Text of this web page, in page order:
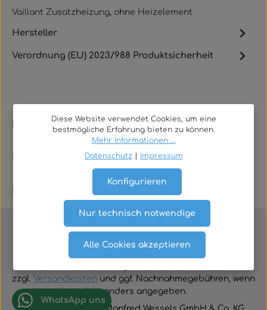
Vaillant Zusatzheizung, ohne Heizelement
Hersteller
Verordnung (EU) 2023/988 Produktsicherheit
Rechtliches
Service
Vertrag widerrufen
zzgl. Versandkosten und ggf. Nachnahmegebühren, wenn
nicht anders angegeben.
WhatsApp uns
Diese Website verwendet Cookies, um eine
bestmögliche Erfahrung bieten zu können.
Mehr Informationen ...
Datenschutz
Impressum
Nur technisch notwendige
Konfigurieren
Alle Cookies akzeptieren